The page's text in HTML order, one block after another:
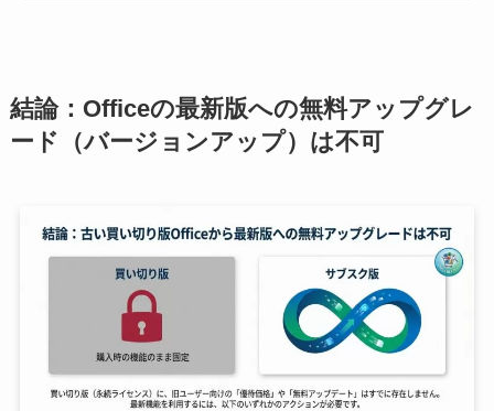
結論：Officeの最新版への無料アップグレ
ード（バージョンアップ）は不可